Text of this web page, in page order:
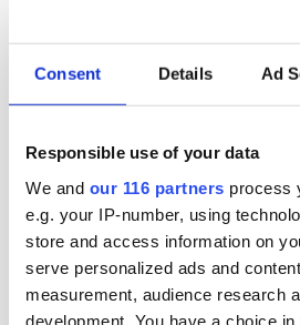
Consent Details Ad
Responsible use of your data
We and our 116 partners process
e.g. your IP-number, using
store and access information on
serve personalized ads and
measurement, audience research
development. You have a choice
Riksdagens har klubbat
ett lobbyregister i Sverige. Pr-
Kammarkollegiet, som ska
utredningen.
Bransch
2026-06-11, 13:33